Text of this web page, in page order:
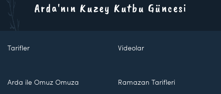
Arda'nın Kuzey Kutbu Güncesi
Tarifler Videolar
Arda ile Omuz Omuza Ramazan Tarifleri